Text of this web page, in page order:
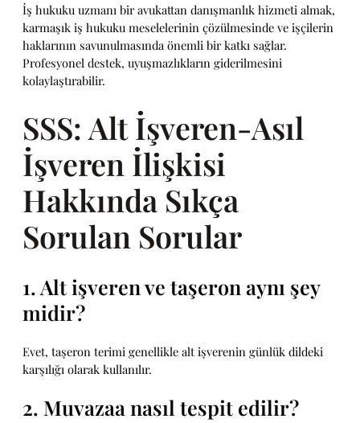
İş hukuku uzmanı bir avukattan danışmanlık hizmeti almak,
karmaşık iş hukuku meselelerinin çözülmesinde ve işçilerin
haklarının savunulmasında önemli bir katkı sağlar.
Profesyonel destek, uyuşmazlıkların giderilmesini
kolaylaştırabilir.
SSS: Alt İşveren-Asıl
İşveren İlişkisi
Hakkında Sıkça
Sorulan Sorular
1. Alt işveren ve taşeron aynı şey
midir?
Evet, taşeron terimi genellikle alt işverenin günlük dildeki
karşılığı olarak kullanılır.
2. Muvazaa nasıl tespit edilir?